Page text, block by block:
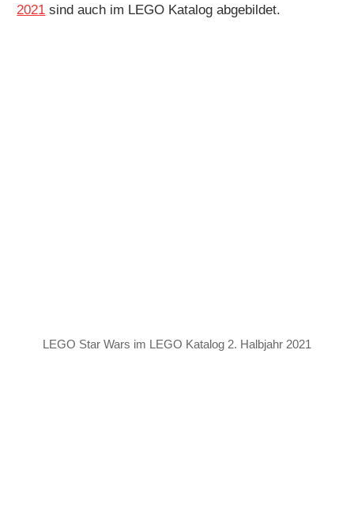
2021 sind auch im LEGO Katalog abgebildet.
LEGO Star Wars im LEGO Katalog 2. Halbjahr 2021